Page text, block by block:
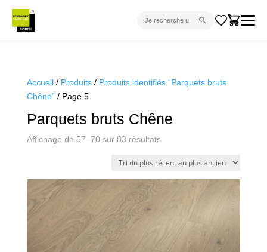
PARQUET
SANITAIRE
VENTES FLASH
CONSEIL
Accueil/ Produits/ Produits identifiés “Parquets bruts
Chêne”/ Page 5
Parquets bruts Chêne
Affichage de 57–70 sur 83 résultatsTrié
plus
récent